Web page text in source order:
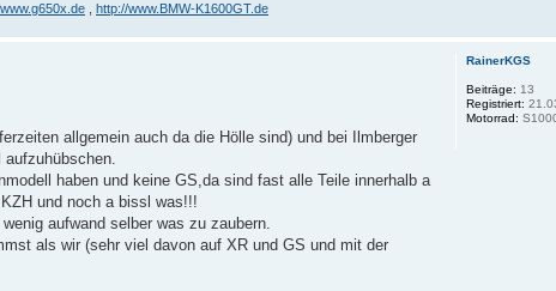
, http://www.BMW-K1600GT.de
allgemein auch da die Hölle sind) und bei Ilmberger
haben und keine GS,da sind fast alle Teile innerhalb a
und noch a bissl was!!!
aufwand selber was zu zaubern.
als wir (sehr viel davon auf XR und GS und mit der
RainerKGS
Beiträge: 13
Registriert:
Motorrad: